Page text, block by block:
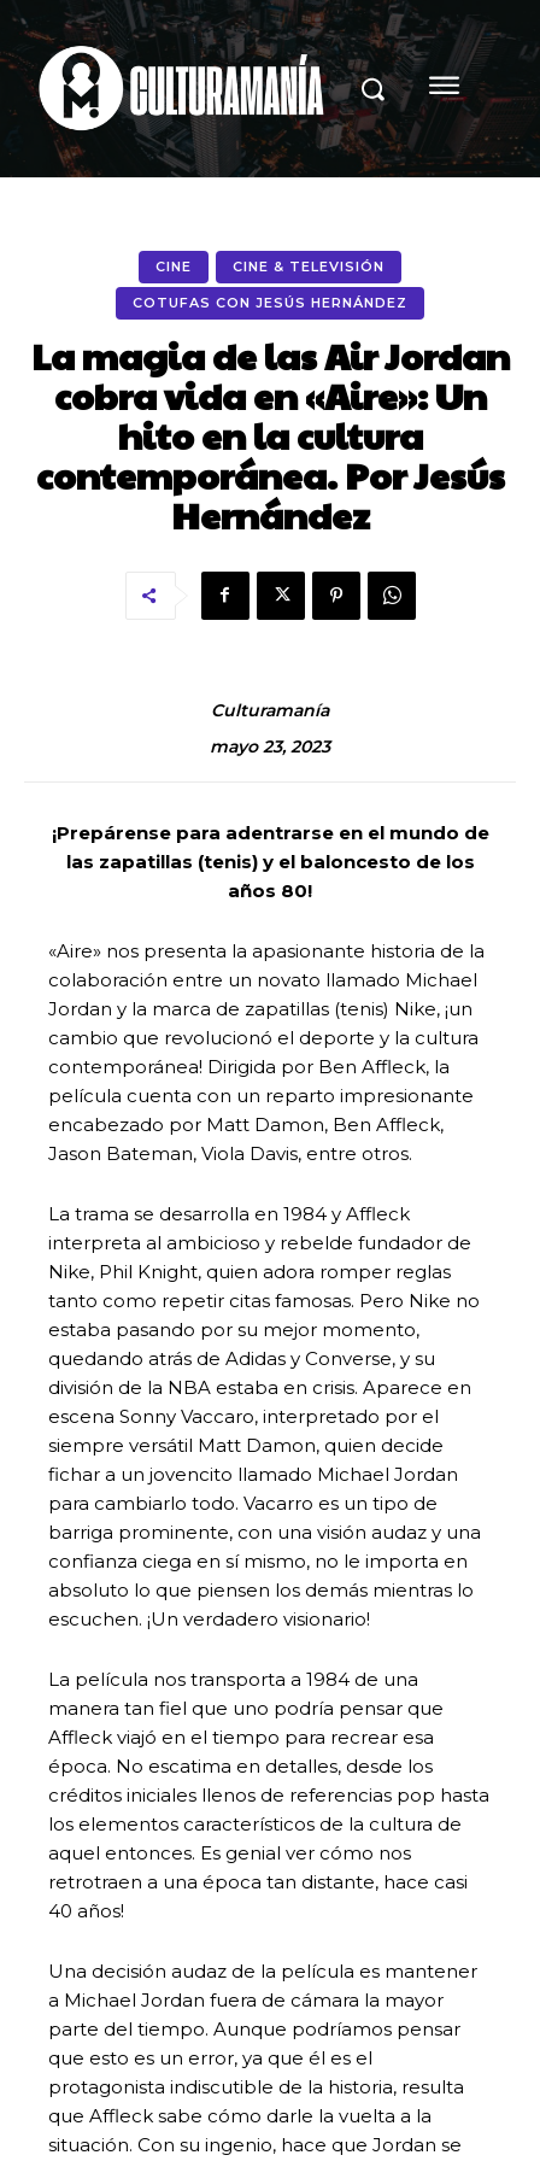
CINE CINE & TELEVISIÓN
COTUFAS CON JESÚS HERNÁNDEZ
La magia de las Air Jordan
cobra vida en «Aire»: Un
hito en la cultura
contemporánea. Por Jesús
Hernández
Culturamanía
mayo 23, 2023
¡Prepárense para adentrarse en el mundo de
las zapatillas (tenis) y el baloncesto de los
años 80!
«Aire» nos presenta la apasionante historia de la
colaboración entre un novato llamado Michael
Jordan y la marca de zapatillas (tenis) Nike, ¡un
cambio que revolucionó el deporte y la cultura
contemporánea! Dirigida por Ben Affleck, la
película cuenta con un reparto impresionante
encabezado por Matt Damon, Ben Affleck,
Jason Bateman, Viola Davis, entre otros.
La trama se desarrolla en 1984 y Affleck
interpreta al ambicioso y rebelde fundador de
Nike, Phil Knight, quien adora romper reglas
tanto como repetir citas famosas. Pero Nike no
estaba pasando por su mejor momento,
quedando atrás de Adidas y Converse, y su
división de la NBA estaba en crisis. Aparece en
escena Sonny Vaccaro, interpretado por el
siempre versátil Matt Damon, quien decide
fichar a un jovencito llamado Michael Jordan
para cambiarlo todo. Vacarro es un tipo de
barriga prominente, con una visión audaz y una
confianza ciega en sí mismo, no le importa en
absoluto lo que piensen los demás mientras lo
escuchen. ¡Un verdadero visionario!
La película nos transporta a 1984 de una
manera tan fiel que uno podría pensar que
Affleck viajó en el tiempo para recrear esa
época. No escatima en detalles, desde los
créditos iniciales llenos de referencias pop hasta
los elementos característicos de la cultura de
aquel entonces. Es genial ver cómo nos
retrotraen a una época tan distante, hace casi
40 años!
Una decisión audaz de la película es mantener
a Michael Jordan fuera de cámara la mayor
parte del tiempo. Aunque podríamos pensar
que esto es un error, ya que él es el
protagonista indiscutible de la historia, resulta
que Affleck sabe cómo darle la vuelta a la
situación. Con su ingenio, hace que Jordan se